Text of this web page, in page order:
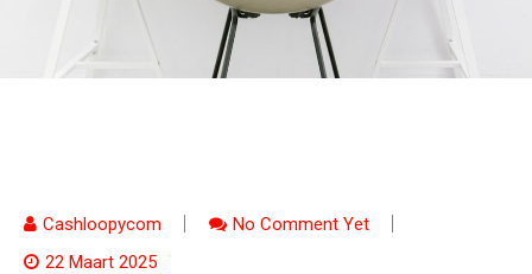
Cashloopycom
No Comment Yet
22 Maart 2025